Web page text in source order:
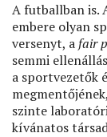
A futballban is.
embere olyan
versenyt, a fair
semmi
a sportvezetők
szinte
kívánatos